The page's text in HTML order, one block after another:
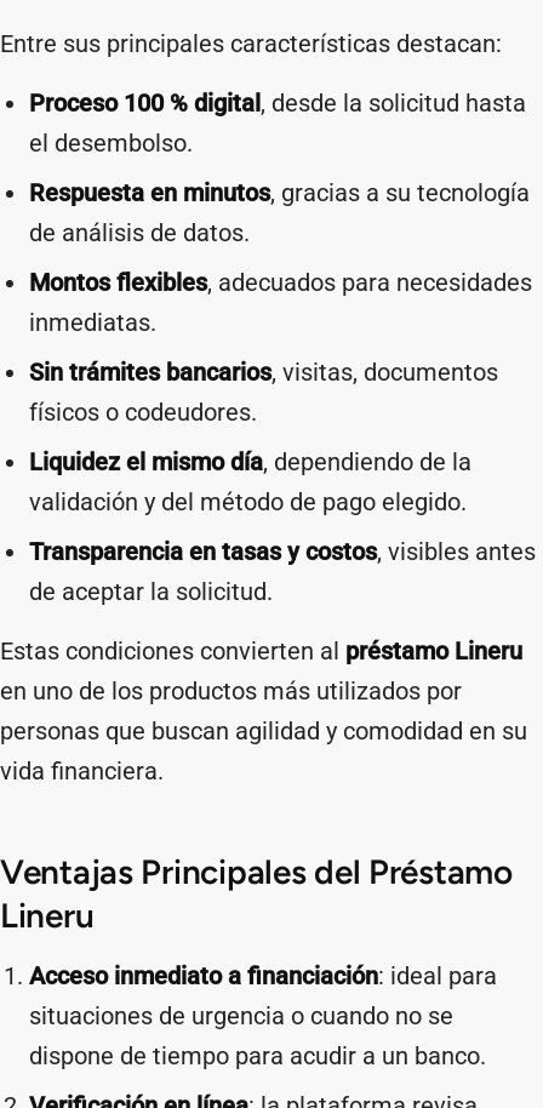
Entre sus principales características destacan:
Proceso 100 % digital, desde la solicitud hasta
el desembolso.
Respuesta en minutos, gracias a su tecnología
de análisis de datos.
Montos flexibles, adecuados para necesidades
inmediatas.
Sin trámites bancarios, visitas, documentos
físicos o codeudores.
Liquidez el mismo día, dependiendo de la
validación y del método de pago elegido.
Transparencia en tasas y costos, visibles antes
de aceptar la solicitud.
Estas condiciones convierten al préstamo Lineru
en uno de los productos más utilizados por
personas que buscan agilidad y comodidad en su
vida financiera.
Ventajas Principales del Préstamo
Lineru
Acceso inmediato a financiación: ideal para
situaciones de urgencia o cuando no se
dispone de tiempo para acudir a un banco.